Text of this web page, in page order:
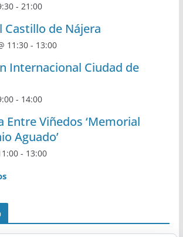
- 21:00
Castillo de Nájera
11:30- 13:00
Internacional Ciudad de
- 14:00
Entre Viñedos ‘Memorial
Aguado’
- 13:00